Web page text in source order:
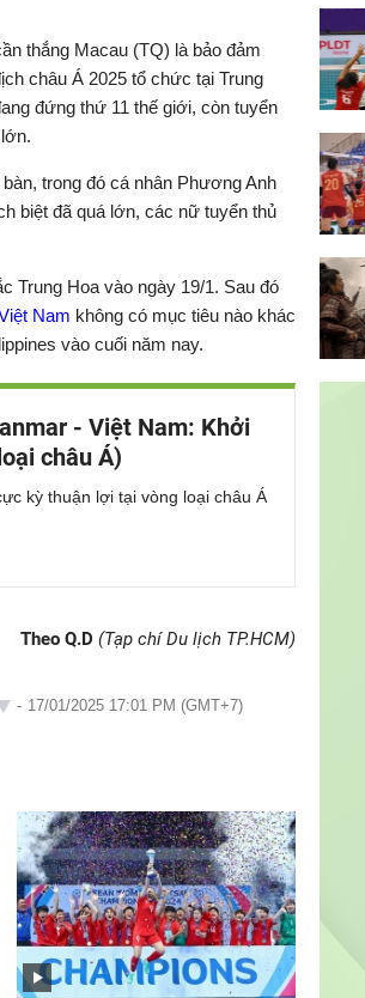
thắng Macau (TQ) là bảo đảm
châu Á 2025 tổ chức tại Trung
đứng thứ 11 thế giới, còn tuyển
trong đó cá nhân Phương Anh
biệt đã quá lớn, các nữ tuyển thủ
Trung Hoa vào ngày 19/1. Sau đó
Nam không có mục tiêu nào khác
vào cuối năm nay.
- Việt Nam: Khởi
châu Á)
kỳ thuận lợi tại vòng loại châu Á
Theo Q.D (Tạp chí Du lịch TP.HCM)
- 17/01/2025 17:01 PM (GMT+7)